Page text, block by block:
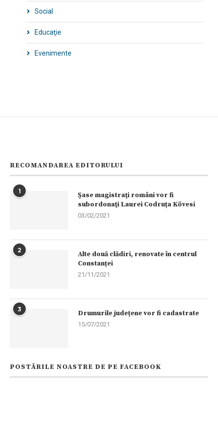
Social
Educaţie
Evenimente
RECOMANDAREA EDITORULUI
1
Şase magistraţi români vor fi
subordonaţi Laurei Codruța Kövesi
03/02/2021
2
Alte două clădiri, renovate în centrul
Constanței
21/11/2021
3 Drumurile județene vor fi cadastrate
15/07/2021
POSTĂRILE NOASTRE DE PE FACEBOOK